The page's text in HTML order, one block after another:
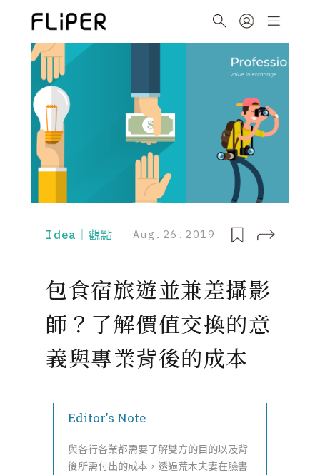
Idea｜觀點 Aug.26.2019
包食宿旅遊並兼差攝影
師？了解價值交換的意
義與專業背後的成本
Editor's Note
與各行各業都需要了解雙方的目的以及背
後所需付出的成本，透過荒木夫妻在臉書